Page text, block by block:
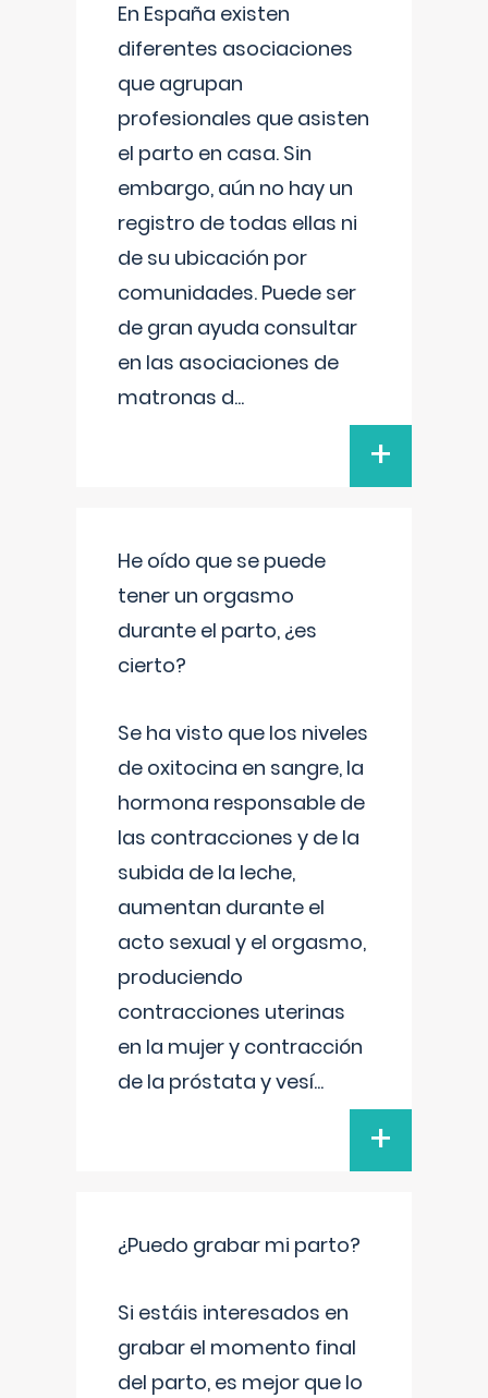
En España existen
diferentes asociaciones
que agrupan
profesionales que asisten
el parto en casa. Sin
embargo, aún no hay un
registro de todas ellas ni
de su ubicación por
comunidades. Puede ser
de gran ayuda consultar
en las asociaciones de
matronas d...
+
He oído que se puede
tener un orgasmo
durante el parto, ¿es
cierto?
Se ha visto que los niveles
de oxitocina en sangre, la
hormona responsable de
las contracciones y de la
subida de la leche,
aumentan durante el
acto sexual y el orgasmo,
produciendo
contracciones uterinas
en la mujer y contracción
de la próstata y vesí...
+
¿Puedo grabar mi parto?
Si estáis interesados en
grabar el momento final
del parto, es mejor que lo